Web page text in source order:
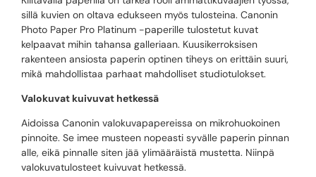
sillä kuvien on oltava edukseen myös tulosteina. Canonin
Photo Paper Pro Platinum -paperille tulostetut kuvat
kelpaavat mihin tahansa galleriaan. Kuusikerroksisen
rakenteen ansiosta paperin optinen tiheys on erittäin suuri,
mikä mahdollistaa parhaat mahdolliset studiotulokset.
Valokuvat kuivuvat hetkessä
Aidoissa Canonin valokuvapapereissa on mikrohuokoinen
pinnoite. Se imee musteen nopeasti syvälle paperin pinnan
alle, eikä pinnalle siten jää ylimääräistä mustetta. Niinpä
valokuvatulosteet kuivuvat hetkessä.